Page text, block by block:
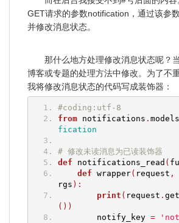
GET请求的参数notification，通过该参
并修改消息状态。
那什么地方处理修改消息状态呢？
博客或专题的处理方法中修改。为了不
我将修改消息状态的代码写成装饰器：
#coding:utf-8
from notifications . models
fication
# 修改未读消息为已读装饰器
def notifications_read (
def wrapper( request ,
rgs ):
print ( request .
())
notify_key =